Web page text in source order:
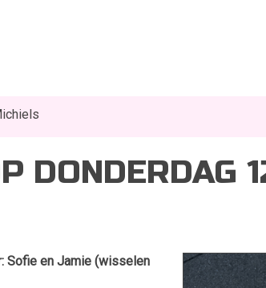
DONDERDAG
Sofie en Jamie (wisselen